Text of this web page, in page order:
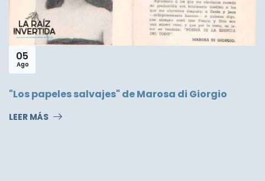
30
Jun
38. Rafael Courtoisie
LEER MÁS